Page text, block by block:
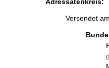
Versendet